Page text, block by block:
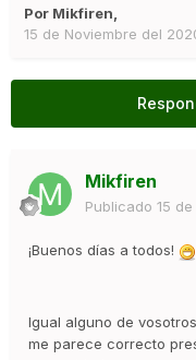
Por Mikfiren,
15 de Noviembre del
Mikfiren
Publicado 15
¡Buenos días a todos!
Igual alguno de
me parece correcto